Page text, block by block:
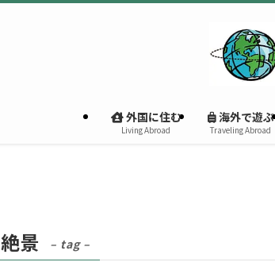
外国に住む
Living Abroad
海外で遊ぶ
Traveling Abroad
絶景 – tag –